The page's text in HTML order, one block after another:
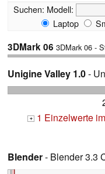
Suchen: Modell:
Laptop
3DMark 06 3DMark 06 -
Unigine Valley 1.0-
+ 1 Einzelwerte
Blender- Blender 3.3